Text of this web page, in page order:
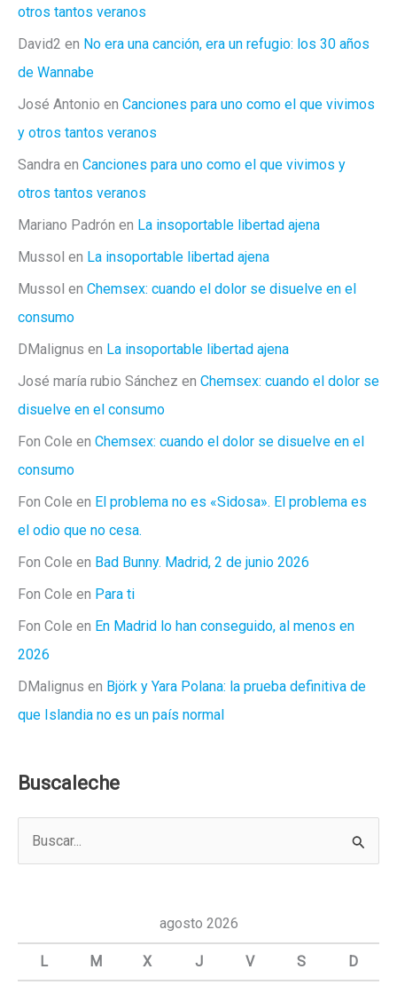
otros tantos veranos
David2 en No era una canción, era un refugio: los 30 años
de Wannabe
José Antonio en Canciones para uno como el que vivimos
y otros tantos veranos
Sandra en Canciones para uno como el que vivimos y
otros tantos veranos
Mariano Padrón en La insoportable libertad ajena
Mussol en La insoportable libertad ajena
Mussol en Chemsex: cuando el dolor se disuelve en el
consumo
DMalignus en La insoportable libertad ajena
José maría rubio Sánchez en Chemsex: cuando el dolor se
disuelve en el consumo
Fon Cole en Chemsex: cuando el dolor se disuelve en el
consumo
Fon Cole en El problema no es «Sidosa». El problema es
el odio que no cesa.
Fon Cole en Bad Bunny. Madrid, 2 de junio 2026
Fon Cole en Para ti
Fon Cole en En Madrid lo han conseguido, al menos en
2026
DMalignus en Björk y Yara Polana: la prueba definitiva de
que Islandia no es un país normal
Buscaleche
a
agosto 2026
L M X J V S D